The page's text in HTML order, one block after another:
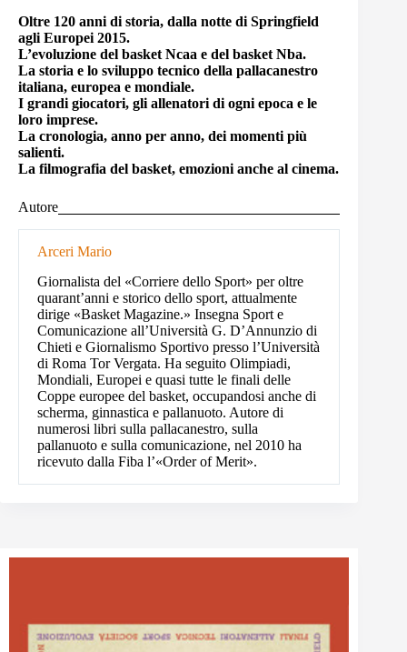
Oltre 120 anni di storia, dalla notte di Springfield
agli Europei 2015.
L’evoluzione del basket Ncaa e del basket Nba.
La storia e lo sviluppo tecnico della pallacanestro
italiana, europea e mondiale.
I grandi giocatori, gli allenatori di ogni epoca e le
loro imprese.
La cronologia, anno per anno, dei momenti più
salienti.
La filmografia del basket, emozioni anche al cinema.
Autore
Arceri Mario
Giornalista del «Corriere dello Sport» per oltre
quarant’anni e storico dello sport, attualmente
dirige «Basket Magazine.» Insegna Sport e
Comunicazione all’Università G. D’Annunzio di
Chieti e Giornalismo Sportivo presso l’Università
di Roma Tor Vergata. Ha seguito Olimpiadi,
Mondiali, Europei e quasi tutte le finali delle
Coppe europee del basket, occupandosi anche di
scherma, ginnastica e pallanuoto. Autore di
numerosi libri sulla pallacanestro, sulla
pallanuoto e sulla comunicazione, nel 2010 ha
ricevuto dalla Fiba l’«Order of Merit».